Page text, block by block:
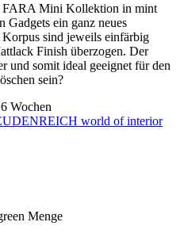
FARA Mini Kollektion in mint
Gadgets ein ganz neues
sind jeweils einfärbig
Finish überzogen. Der
und somit ideal geeignet für den
sein?
Wochen
world of interior
Menge